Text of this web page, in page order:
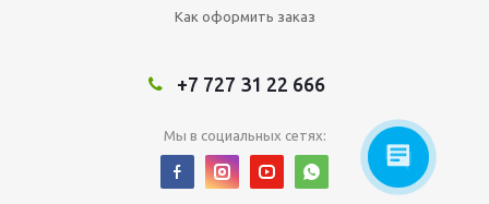
Как оформить заказ
+7 727 31 22 666
Мы в социальных сетях: